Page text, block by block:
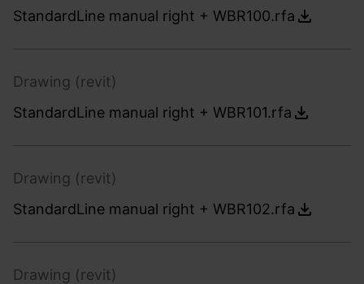
StandardLine manual right + WBR100.rfa
Drawing (revit)
StandardLine manual right + WBR101.rfa
Drawing (revit)
StandardLine manual right + WBR102.rfa
Drawing (revit)